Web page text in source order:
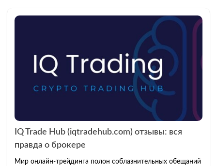
IQ Trade Hub (iqtradehub.com) отзывы: вся
правда о брокере
Мир онлайн-трейдинга полон соблазнительных обещаний